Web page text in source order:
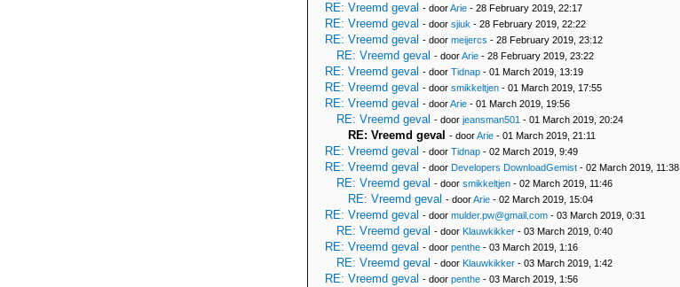
RE: Vreemd geval - doorArie - 28 February 2019, 22:17
RE: Vreemd geval - door sjiuk - 28 February 2019, 22:22
RE: Vreemd geval - door meijercs - 28 February 2019, 23:12
RE: Vreemd geval - doorArie - 28 February 2019, 23:22
RE: Vreemd geval - door Tidnap - 01 March 2019, 13:19
RE: Vreemd geval - door smikkeltjen - 01 March 2019, 17:55
RE: Vreemd geval - doorArie - 01 March 2019, 19:56
RE: Vreemd geval - door jeansman501 - 01 March 2019, 20:24
RE: Vreemd geval - doorArie - 01 March 2019, 21:11
RE: Vreemd geval - door Tidnap - 02 March 2019, 9:49
RE: Vreemd geval - door Developers DownloadGemist - 02 March 2019, 11:38
RE: Vreemd geval - door smikkeltjen - 02 March 2019, 11:46
RE: Vreemd geval - doorArie - 02 March 2019, 15:04
RE: Vreemd geval - door mulder.pw@gmail.com - 03 March 2019, 0:31
RE: Vreemd geval - door Klauwkikker - 03 March 2019, 0:40
RE: Vreemd geval - door penthe - 03 March 2019, 1:16
RE: Vreemd geval - door Klauwkikker - 03 March 2019, 1:42
RE: Vreemd geval - door penthe - 03 March 2019, 1:56